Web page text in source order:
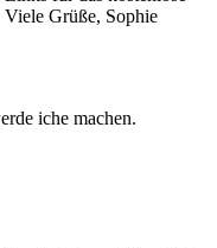
Grüße, Sophie
iche machen.